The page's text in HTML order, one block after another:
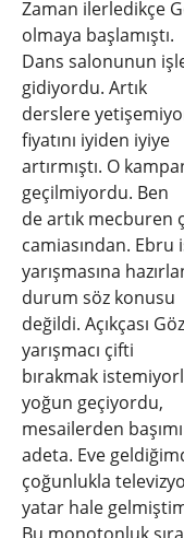
Zaman ilerledikçe
olmaya başlamıştı.
Dans salonunun
gidiyordu. Artık
derslere
fiyatını iyiden iyiye
artırmıştı. O
geçilmiyordu. Ben
de artık mecburen
camiasından. Ebru
yarışmasına
durum söz konusu
değildi. Açıkçası
yarışmacı çifti
bırakmak
yoğun geçiyordu,
mesailerden
adeta. Eve
çoğunlukla
yatar hale